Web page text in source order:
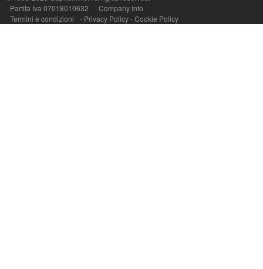
Partita Iva 07018010632
Company Info
Termini e condizioni
- Privacy Policy-Cookie Policy